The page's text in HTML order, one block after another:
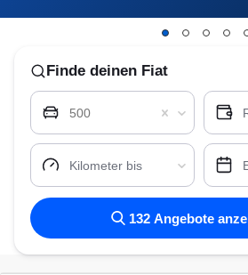
Finde deinen Fiat
500
Kilometer bis
132 Angebote